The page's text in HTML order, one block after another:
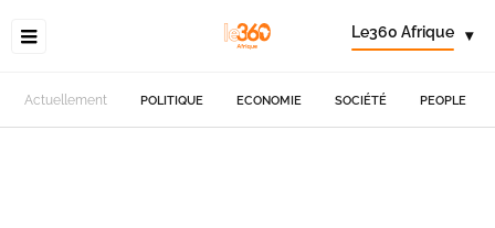
Le360 Afrique ▾
Actuellement POLITIQUE ECONOMIE SOCIÉTÉ PEOPLE